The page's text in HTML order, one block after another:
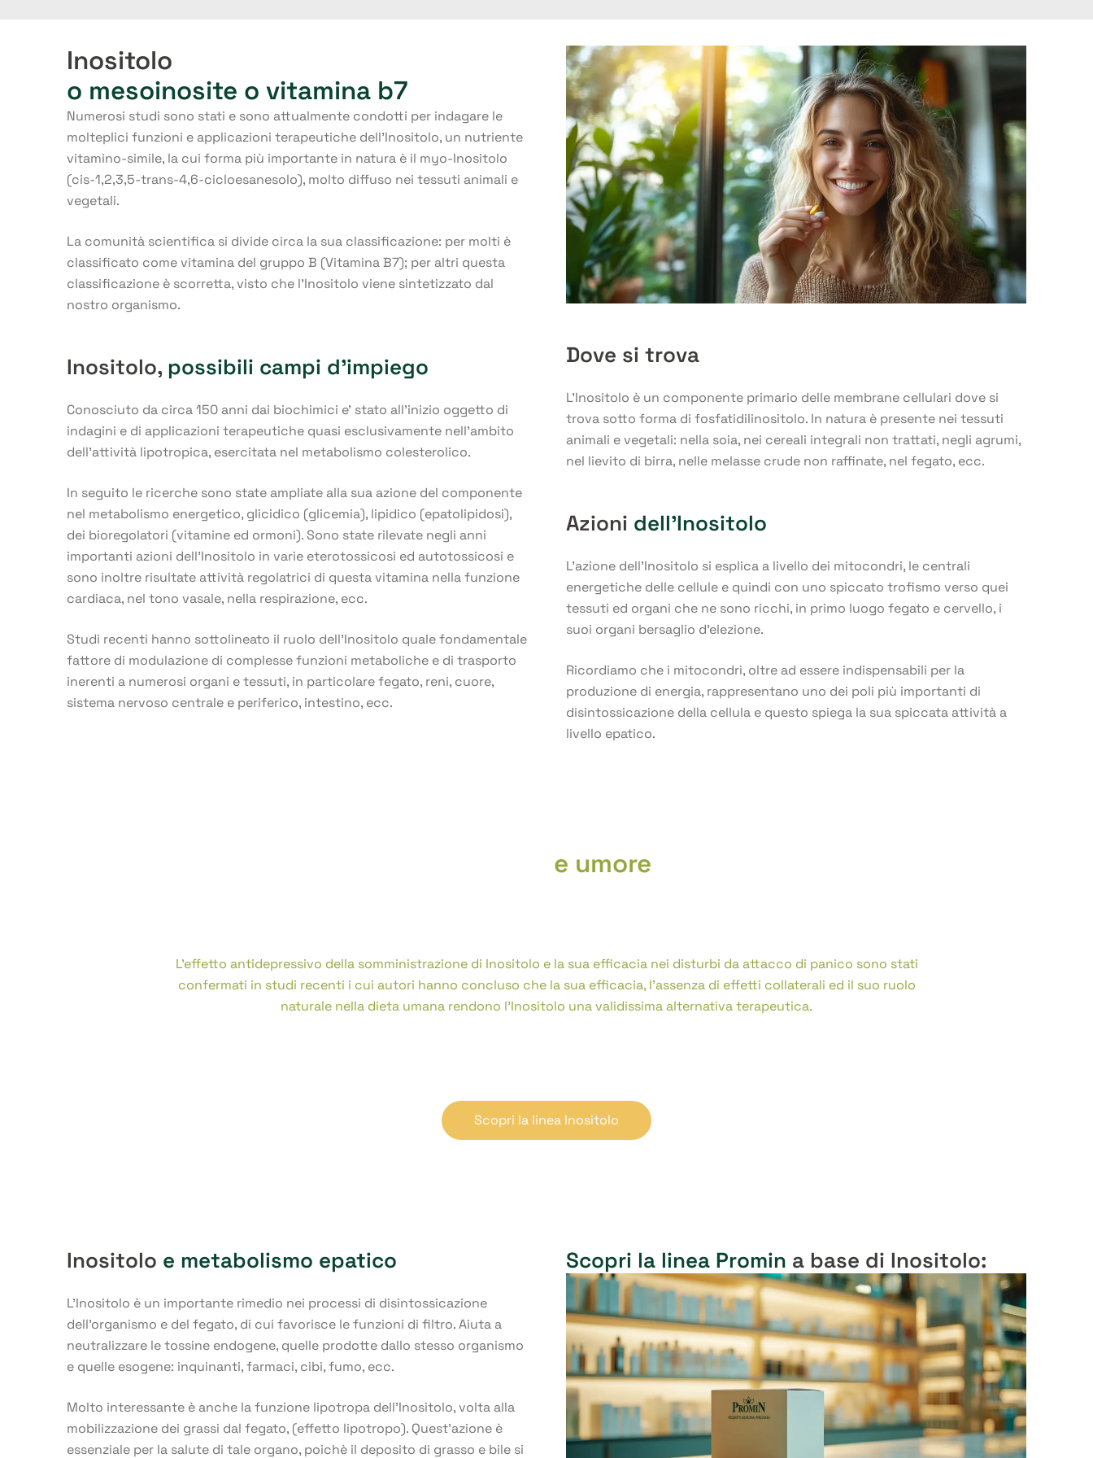
Inositolo
o mesoinosite o vitamina b7
Numerosi studi sono stati e sono attualmente condotti per indagare le
molteplici funzioni e applicazioni terapeutiche dell’Inositolo, un nutriente
vitamino-simile, la cui forma più importante in natura è il myo-Inositolo
(cis-1,2,3,5-trans-4,6-cicloesanesolo), molto diffuso nei tessuti animali e
vegetali.
La comunità scientifica si divide circa la sua classificazione: per molti è
classificato come vitamina del gruppo B (Vitamina B7); per altri questa
classificazione è scorretta, visto che l’Inositolo viene sintetizzato dal
nostro organismo.
Inositolo, possibili campi d’impiego
Conosciuto da circa 150 anni dai biochimici e’ stato all’inizio oggetto di
indagini e di applicazioni terapeutiche quasi esclusivamente nell’ambito
dell’attività lipotropica, esercitata nel metabolismo colesterolico.
In seguito le ricerche sono state ampliate alla sua azione del componente
nel metabolismo energetico, glicidico (glicemia), lipidico (epatolipidosi),
dei bioregolatori (vitamine ed ormoni). Sono state rilevate negli anni
importanti azioni dell’Inositolo in varie eterotossicosi ed autotossicosi e
sono inoltre risultate attività regolatrici di questa vitamina nella funzione
cardiaca, nel tono vasale, nella respirazione, ecc.
Studi recenti hanno sottolineato il ruolo dell’Inositolo quale fondamentale
fattore di modulazione di complesse funzioni metaboliche e di trasporto
inerenti a numerosi organi e tessuti, in particolare fegato, reni, cuore,
sistema nervoso centrale e periferico, intestino, ecc.
Dove si trova
L’Inositolo è un componente primario delle membrane cellulari dove si
trova sotto forma di fosfatidilinositolo. In natura è presente nei tessuti
animali e vegetali: nella soia, nei cereali integrali non trattati, negli agrumi,
nel lievito di birra, nelle melasse crude non raffinate, nel fegato, ecc.
Azioni dell’Inositolo
L’azione dell’Inositolo si esplica a livello dei mitocondri, le centrali
energetiche delle cellule e quindi con uno spiccato trofismo verso quei
tessuti ed organi che ne sono ricchi, in primo luogo fegato e cervello, i
suoi organi bersaglio d’elezione.
Ricordiamo che i mitocondri, oltre ad essere indispensabili per la
produzione di energia, rappresentano uno dei poli più importanti di
disintossicazione della cellula e questo spiega la sua spiccata attività a
livello epatico.
e umore
L’effetto antidepressivo della somministrazione di Inositolo e la sua efficacia nei disturbi da attacco di panico sono stati
confermati in studi recenti i cui autori hanno concluso che la sua efficacia, l’assenza di effetti collaterali ed il suo ruolo
naturale nella dieta umana rendono l’Inositolo una validissima alternativa terapeutica.
Scopri la linea Inositolo
Inositolo e metabolismo epatico
L’Inositolo è un importante rimedio nei processi di disintossicazione
dell’organismo e del fegato, di cui favorisce le funzioni di filtro. Aiuta a
neutralizzare le tossine endogene, quelle prodotte dallo stesso organismo
e quelle esogene: inquinanti, farmaci, cibi, fumo, ecc.
Molto interessante è anche la funzione lipotropa dell’Inositolo, volta alla
mobilizzazione dei grassi dal fegato, (effetto lipotropo). Quest’azione è
essenziale per la salute di tale organo, poichè il deposito di grasso e bile si
Scopri la linea Promin a base di Inositolo: